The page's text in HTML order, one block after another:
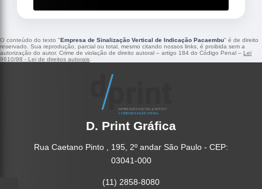
O conteúdo do texto "Empresa de Sinalização Vertical de Indicação Pacaembu" é de direito
reservado. Sua reprodução, parcial ou total, mesmo citando nossos links, é proibida sem a
autorização do autor. Crime de violação de direito autoral – artigo 184 do Código Penal – Lei
9610/98 - Lei de direitos autorais.
D. Print Gráfica
Rua Caetano Pinto , 195, 2º andar São Paulo - CEP:
03041-000
(11) 2858-8080